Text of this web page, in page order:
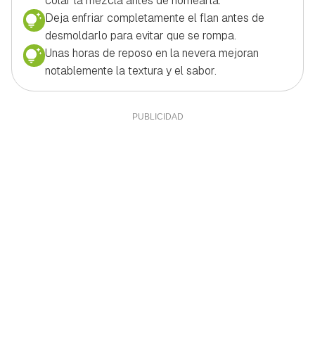
Deja enfriar completamente el flan antes de
desmoldarlo para evitar que se rompa.
Unas horas de reposo en la nevera mejoran
notablemente la textura y el sabor.